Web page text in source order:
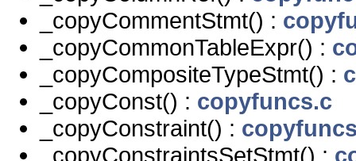
_copyCommentStmt() :
_copyCommonTableExpr() :
_copyCompositeTypeStmt() :
_copyConst() : copyfuncs.c
_copyConstraint() :
_copyConstraintsSetStmt() :